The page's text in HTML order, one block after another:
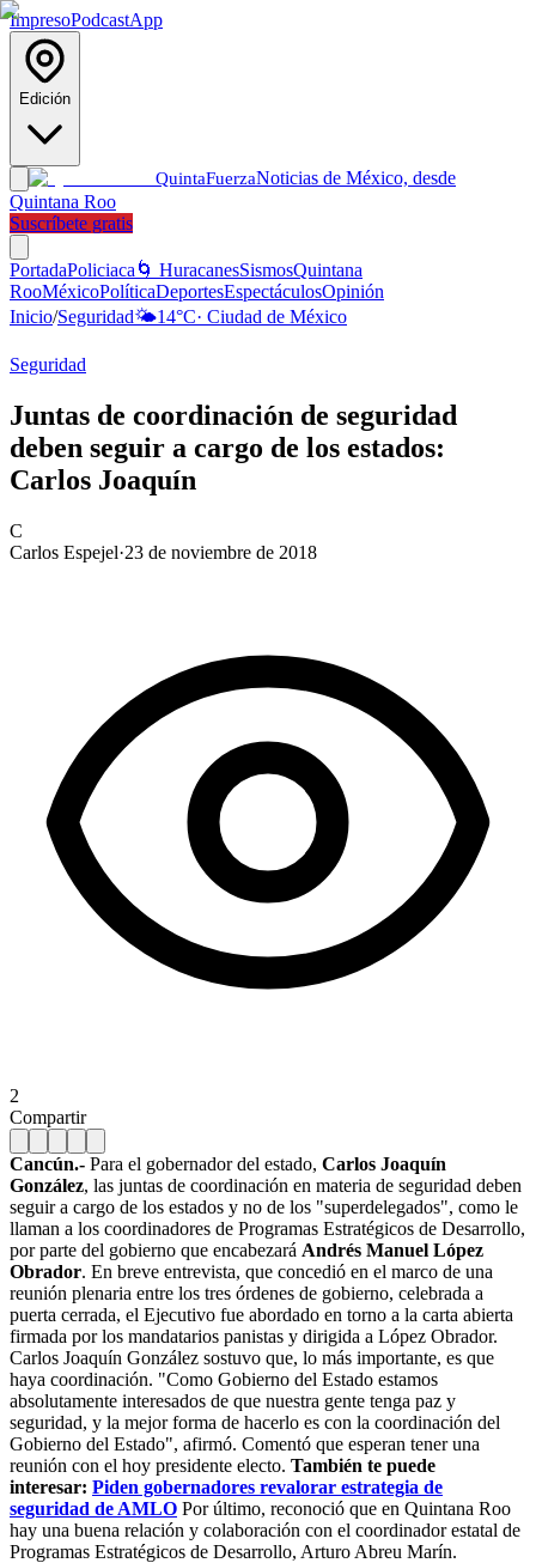
ImpresoPodcastApp
Edición
QuintaFuerzaNoticias de México, desde
Quintana Roo
Suscríbete gratis
PortadaPoliciaca 🌀 HuracanesSismosQuintana
RooMéxicoPolíticaDeportesEspectáculosOpinión
Inicio/Seguridad🌤️14°C· Ciudad de México
Seguridad
Juntas de coordinación de seguridad
deben seguir a cargo de los estados:
Carlos Joaquín
C
Carlos Espejel·23 de noviembre de 2018
2
Compartir
Cancún.- Para el gobernador del estado, Carlos Joaquín
González, las juntas de coordinación en materia de seguridad deben
seguir a cargo de los estados y no de los "superdelegados", como le
llaman a los coordinadores de Programas Estratégicos de Desarrollo,
por parte del gobierno que encabezará Andrés Manuel López
Obrador. En breve entrevista, que concedió en el marco de una
reunión plenaria entre los tres órdenes de gobierno, celebrada a
puerta cerrada, el Ejecutivo fue abordado en torno a la carta abierta
firmada por los mandatarios panistas y dirigida a López Obrador.
Carlos Joaquín González sostuvo que, lo más importante, es que
haya coordinación. "Como Gobierno del Estado estamos
absolutamente interesados de que nuestra gente tenga paz y
seguridad, y la mejor forma de hacerlo es con la coordinación del
Gobierno del Estado", afirmó. Comentó que esperan tener una
reunión con el hoy presidente electo. También te puede
interesar: Piden gobernadores revalorar estrategia de
seguridad de AMLO Por último, reconoció que en Quintana Roo
hay una buena relación y colaboración con el coordinador estatal de
Programas Estratégicos de Desarrollo, Arturo Abreu Marín.